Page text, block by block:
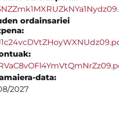
ordainsariei
data:
2027